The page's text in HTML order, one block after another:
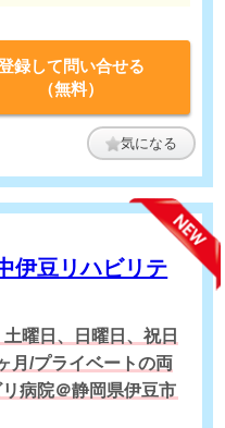
人で安全に行える「独り立
て定めています。
たした場合、月給は入社時
円アップします。
実力と習熟度を正当に評価
任者資格取得支援制度
録して問い合せる
（無料）
気になる
伊豆リハビリテ
曜日、日曜日、祝日
月/プライベートの両
病院＠静岡県伊豆市